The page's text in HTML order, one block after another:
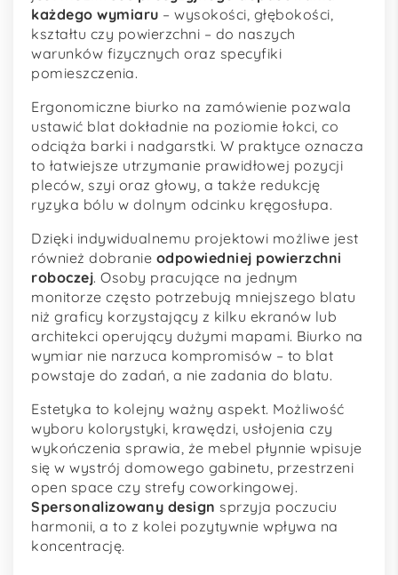
każdego wymiaru – wysokości, głębokości,
kształtu czy powierzchni – do naszych
warunków fizycznych oraz specyfiki
pomieszczenia.
Ergonomiczne biurko na zamówienie pozwala
ustawić blat dokładnie na poziomie łokci, co
odciąża barki i nadgarstki. W praktyce oznacza
to łatwiejsze utrzymanie prawidłowej pozycji
pleców, szyi oraz głowy, a także redukcję
ryzyka bólu w dolnym odcinku kręgosłupa.
Dzięki indywidualnemu projektowi możliwe jest
również dobranie odpowiedniej powierzchni
roboczej. Osoby pracujące na jednym
monitorze często potrzebują mniejszego blatu
niż graficy korzystający z kilku ekranów lub
architekci operujący dużymi mapami. Biurko na
wymiar nie narzuca kompromisów – to blat
powstaje do zadań, a nie zadania do blatu.
Estetyka to kolejny ważny aspekt. Możliwość
wyboru kolorystyki, krawędzi, usłojenia czy
wykończenia sprawia, że mebel płynnie wpisuje
się w wystrój domowego gabinetu, przestrzeni
open space czy strefy coworkingowej.
Spersonalizowany design sprzyja poczuciu
harmonii, a to z kolei pozytywnie wpływa na
koncentrację.